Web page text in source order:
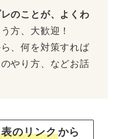
のことが、よくわ
方、大歓迎！
、何を対策すれば
やり方、などお話
表のリンクから